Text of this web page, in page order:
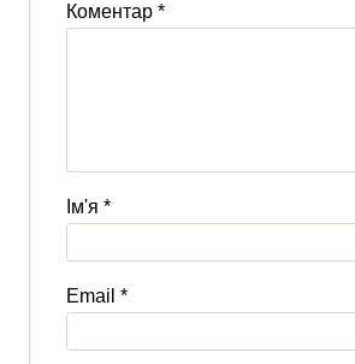
Коментар *
Ім'я *
Email *